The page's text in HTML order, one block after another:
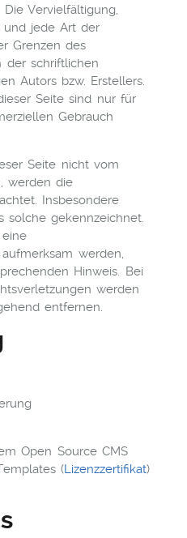
Vervielfältigung,
und jede Art der
Grenzen des
der schriftlichen
Autors bzw. Erstellers.
Seite sind nur für
Gebrauch
Seite nicht vom
werden die
Insbesondere
solche gekennzeichnet.
werden,
Hinweis. Bei
werden
entfernen.
Open Source CMS
(Lizenzzertifikat)